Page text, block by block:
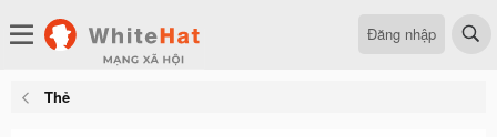
Đăng nhập
Thẻ